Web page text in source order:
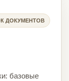
ДОКУМЕНТОВ
базовые